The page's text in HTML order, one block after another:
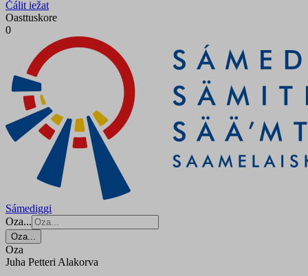
Čálit iežat
Oasttuskore
0
Sámediggi
Oza...
Oza...
Oza
Juha Petteri Alakorva